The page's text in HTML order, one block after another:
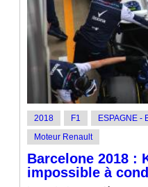
2018 F1 ESPAGNE -
Moteur Renault
Barcelone 2018 :
impossible à